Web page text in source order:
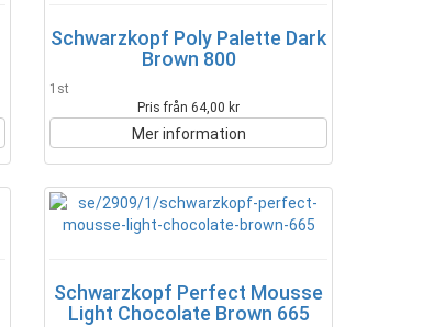
Schwarzkopf Poly Palette Dark
Brown 800
1st
Pris från 64,00 kr
Mer information
Schwarzkopf Perfect Mousse
Light Chocolate Brown 665